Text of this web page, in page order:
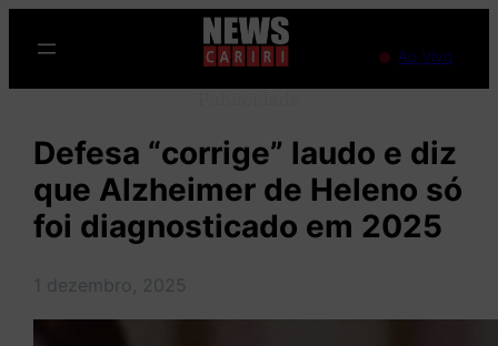
para
o
Ao Vivo
Defesa “corrige” laudo e diz
que Alzheimer de Heleno só
foi diagnosticado em 2025
1 dezembro, 2025